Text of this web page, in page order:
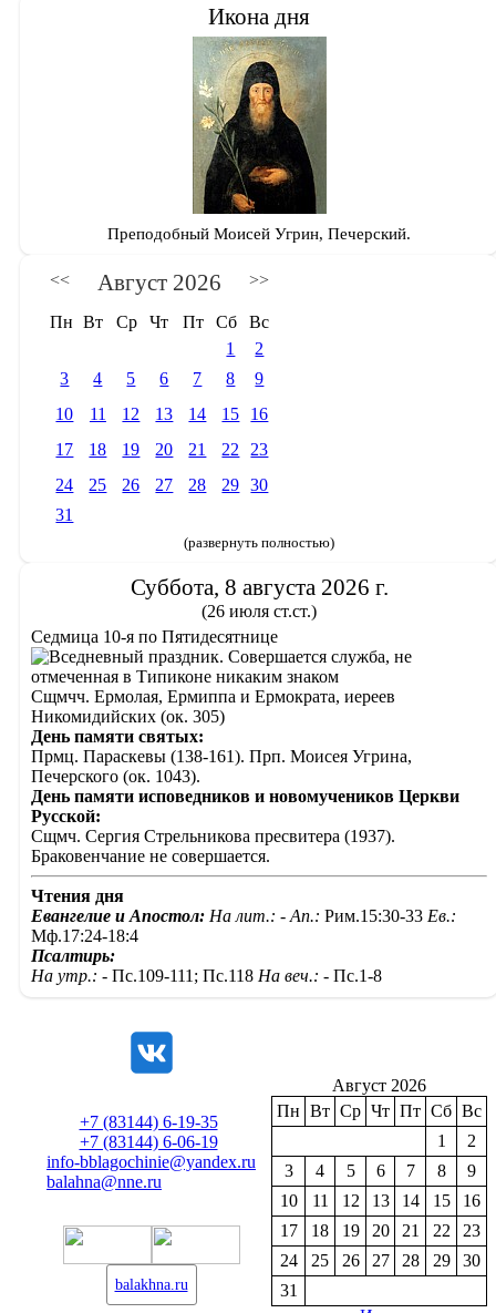
Икона дня
Преподобный Моисей Угрин, Печерский.
<< Август 2026 >>
Пн Вт Ср Чт Пт Сб
Вс
1
2
3
4 5 6 7 8
9
10
11 12 13 14 15
16
17
18 19 20 21 22
23
24
25 26 27 28 29
30
31
(развернуть полностью)
Суббота, 8 августа 2026 г.
(26 июля ст.ст.)
Седмица 10-я по Пятидесятнице
Сщмчч. Ермолая, Ермиппа и Ермократа, иереев
Никомидийских (ок. 305)
День памяти святых:
Прмц. Параскевы (138-161). Прп. Моисея Угрина,
Печерского (ок. 1043).
День памяти исповедников и новомучеников Церкви
Русской:
Сщмч. Сергия Стрельникова пресвитера (1937).
Браковенчание не совершается.
Чтения дня
Евангелие и Апостол: На лит.: - Ап.: Рим.15:30-33 Ев.:
Мф.17:24-18:4
Псалтирь:
На утр.: - Пс.109-111; Пс.118 На веч.: - Пс.1-8
+7 (83144) 6-19-35
+7 (83144) 6-06-19
info-bblagochinie@yandex.ru
balahna@nne.ru
balakhna.ru
Август 2026
Пн Вт Ср Чт Пт Сб Вс
1
2
3
4 5 6 7 8
9
10
11 12 13 14 15
16
17
18 19 20 21 22
23
24
25 26 27 28 29
30
31